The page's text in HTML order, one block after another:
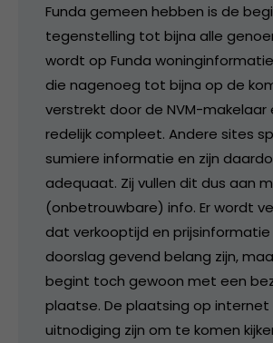
Funda gemeen hebben is de
tegenstelling tot bijna alle
wordt op Funda
die nagenoeg tot bijna op de
verstrekt door de NVM-makelaar
redelijk compleet. Andere sites
sumiere informatie en zijn
adequaat. Zij vullen dit dus aan
(onbetrouwbare) info. Er wordt
dat verkooptijd en prijsinformatie
doorslag gevend belang zijn,
begint toch gewoon met een
plaatse. De plaatsing op
uitnodiging zijn om te komen